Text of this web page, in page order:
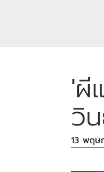
'ผี
วิ
13 พฤษ